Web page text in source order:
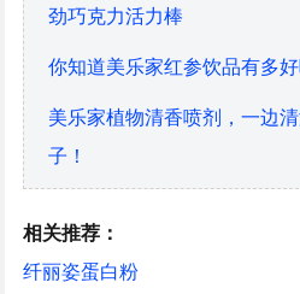
劲巧克力活力棒
你知道美乐家红参饮品有多好
美乐家植物清香喷剂，一边
子！
相关推荐：
纤丽姿蛋白粉